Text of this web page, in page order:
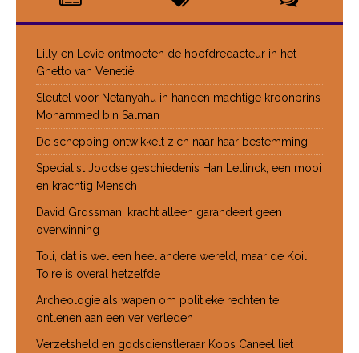
Lilly en Levie ontmoeten de hoofdredacteur in het
Ghetto van Venetië
Sleutel voor Netanyahu in handen machtige kroonprins
Mohammed bin Salman
De schepping ontwikkelt zich naar haar bestemming
Specialist Joodse geschiedenis Han Lettinck, een mooi
en krachtig Mensch
David Grossman: kracht alleen garandeert geen
overwinning
Toli, dat is wel een heel andere wereld, maar de Koil
Toire is overal hetzelfde
Archeologie als wapen om politieke rechten te
ontlenen aan een ver verleden
Verzetsheld en godsdienstleraar Koos Caneel liet